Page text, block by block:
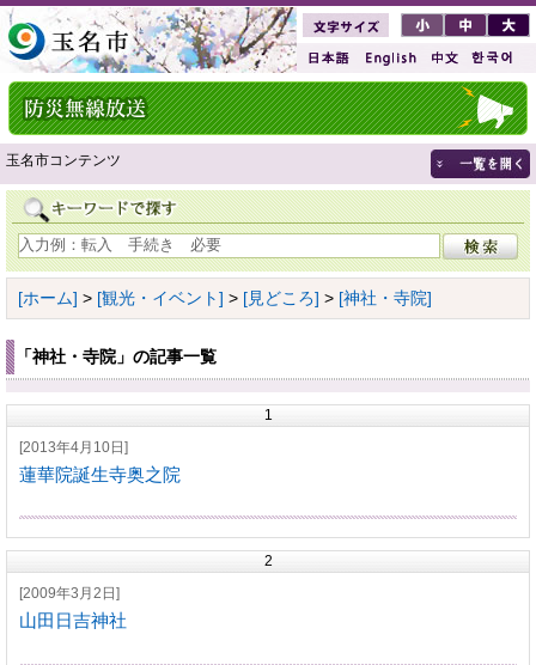
玉名市コンテンツ
[ホーム] > [観光・イベント] > [見どころ] > [神社・寺院]
「神社・寺院」の記事一覧
1
[2013年4月10日]
蓮華院誕生寺奥之院
2
[2009年3月2日]
山田日吉神社